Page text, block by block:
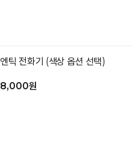
엔틱 전화기 (색상 옵션 선택)
8,000원